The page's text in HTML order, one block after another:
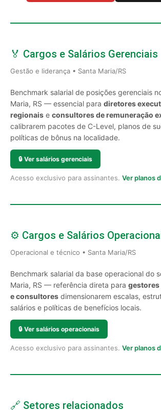
🏅 Cargos e Salários Gerenciais
Gestão e liderança • Santa Maria/RS
Benchmark salarial de posições gerenciais
Maria, RS — essencial para diretores
regionais e consultores de remuneração
calibrarem pacotes de C-Level, planos de
políticas de bônus na localidade.
🔒 Ver salários gerenciais
Acesso exclusivo para assinantes. Ver planos
⚙️ Cargos e Salários
Operacional e técnico • Santa Maria/RS
Benchmark salarial da base operacional do
Maria, RS — referência direta para gestores
e consultores dimensionarem escalas,
salários e políticas de benefícios locais.
🔒 Ver salários operacionais
Acesso exclusivo para assinantes. Ver planos
🔗 Setores relacionados